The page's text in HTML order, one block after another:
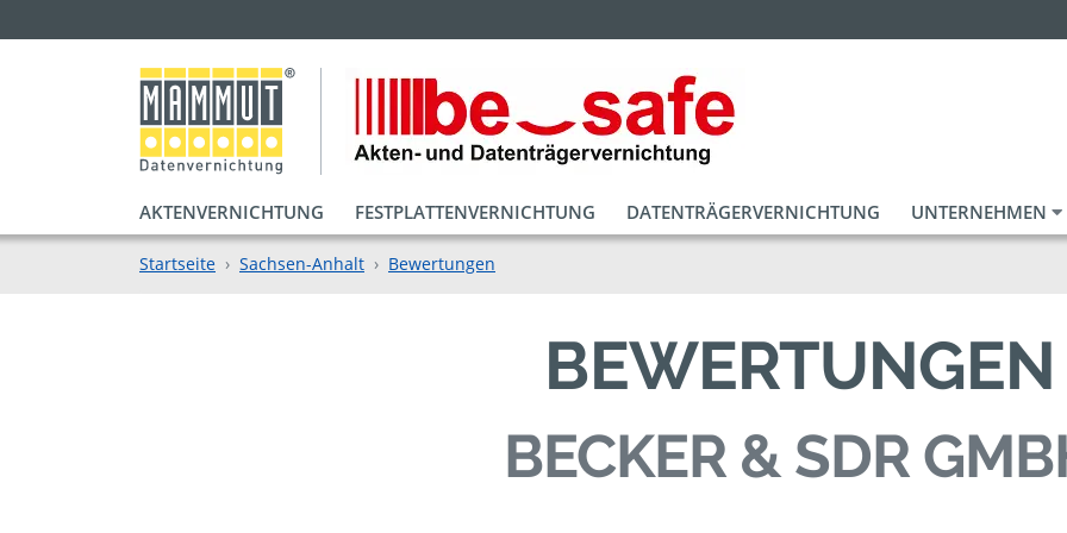
AKTENVERNICHTUNG FESTPLATTENVERNICHTUNG DATENTRÄGERVERNICHTUNG UNTERNEHMEN
Startseite Sachsen-Anhalt Bewertungen
BEWERTUNGEN
BECKER & SDR